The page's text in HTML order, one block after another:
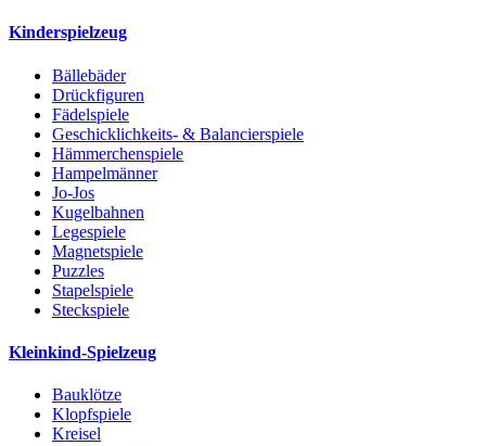
Kinderspielzeug
Bällebäder
Drückfiguren
Fädelspiele
Geschicklichkeits- & Balancierspiele
Hämmerchenspiele
Hampelmänner
Jo-Jos
Kugelbahnen
Legespiele
Magnetspiele
Puzzles
Stapelspiele
Steckspiele
Kleinkind-Spielzeug
Bauklötze
Klopfspiele
Kreisel